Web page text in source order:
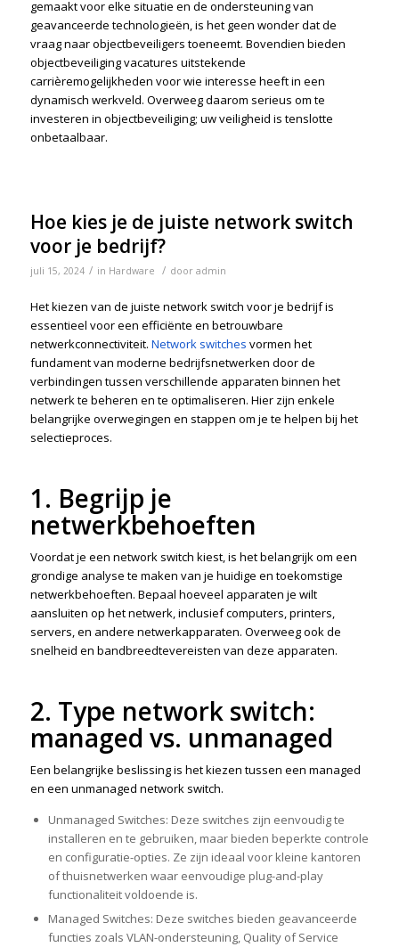
gemaakt voor elke situatie en de ondersteuning van
geavanceerde technologieën, is het geen wonder dat de
vraag naar objectbeveiligers toeneemt. Bovendien bieden
objectbeveiliging vacatures uitstekende
carrièremogelijkheden voor wie interesse heeft in een
dynamisch werkveld. Overweeg daarom serieus om te
investeren in objectbeveiliging; uw veiligheid is tenslotte
onbetaalbaar.
Hoe kies je de juiste network switch
voor je bedrijf?
juli 15, 2024 / in Hardware / door admin
Het kiezen van de juiste network switch voor je bedrijf is
essentieel voor een efficiënte en betrouwbare
netwerkconnectiviteit. Network switches vormen het
fundament van moderne bedrijfsnetwerken door de
verbindingen tussen verschillende apparaten binnen het
netwerk te beheren en te optimaliseren. Hier zijn enkele
belangrijke overwegingen en stappen om je te helpen bij het
selectieproces.
1. Begrijp je
netwerkbehoeften
Voordat je een network switch kiest, is het belangrijk om een
grondige analyse te maken van je huidige en toekomstige
netwerkbehoeften. Bepaal hoeveel apparaten je wilt
aansluiten op het netwerk, inclusief computers, printers,
servers, en andere netwerkapparaten. Overweeg ook de
snelheid en bandbreedtevereisten van deze apparaten.
2. Type network switch:
managed vs. unmanaged
Een belangrijke beslissing is het kiezen tussen een managed
en een unmanaged network switch.
Unmanaged Switches: Deze switches zijn eenvoudig te
installeren en te gebruiken, maar bieden beperkte controle
en configuratie-opties. Ze zijn ideaal voor kleine kantoren
of thuisnetwerken waar eenvoudige plug-and-play
functionaliteit voldoende is.
Managed Switches: Deze switches bieden geavanceerde
functies zoals VLAN-ondersteuning, Quality of Service